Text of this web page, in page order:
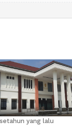
setahun yang lalu